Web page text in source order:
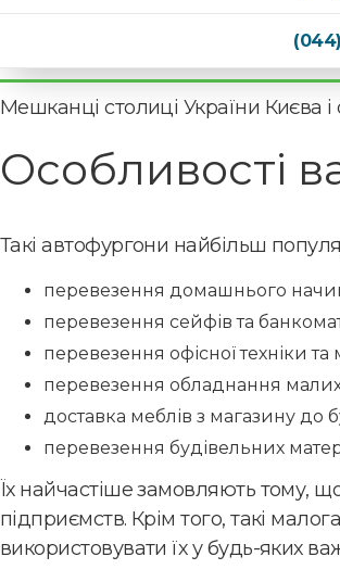
Мешканці столиці України Києва і
Особливості
Такі автофургони найбільш
перевезення домашнього
перевезення сейфів та
перевезення офісної техніки та
перевезення обладнання малих
доставка меблів з магазину до
перевезення будівельних
Їх найчастіше замовляють тому,
підприємств. Крім того, такі
використовувати їх у будь-яких